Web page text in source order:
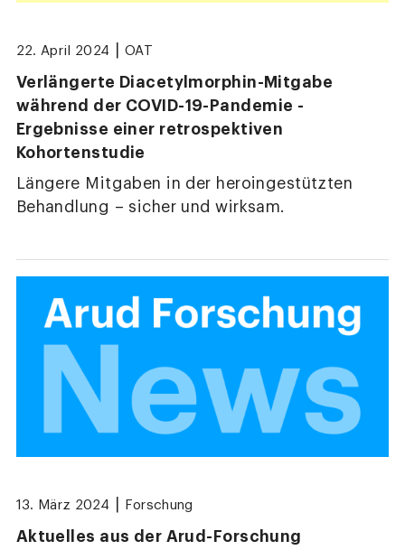
22. April 2024 OAT
Verlängerte Diacetylmorphin-Mitgabe
während der COVID-19-Pandemie -
Ergebnisse einer retrospektiven
Kohortenstudie
Längere Mitgaben in der heroingestützten
Behandlung – sicher und wirksam.
13. März 2024 Forschung
Aktuelles aus der Arud-Forschung